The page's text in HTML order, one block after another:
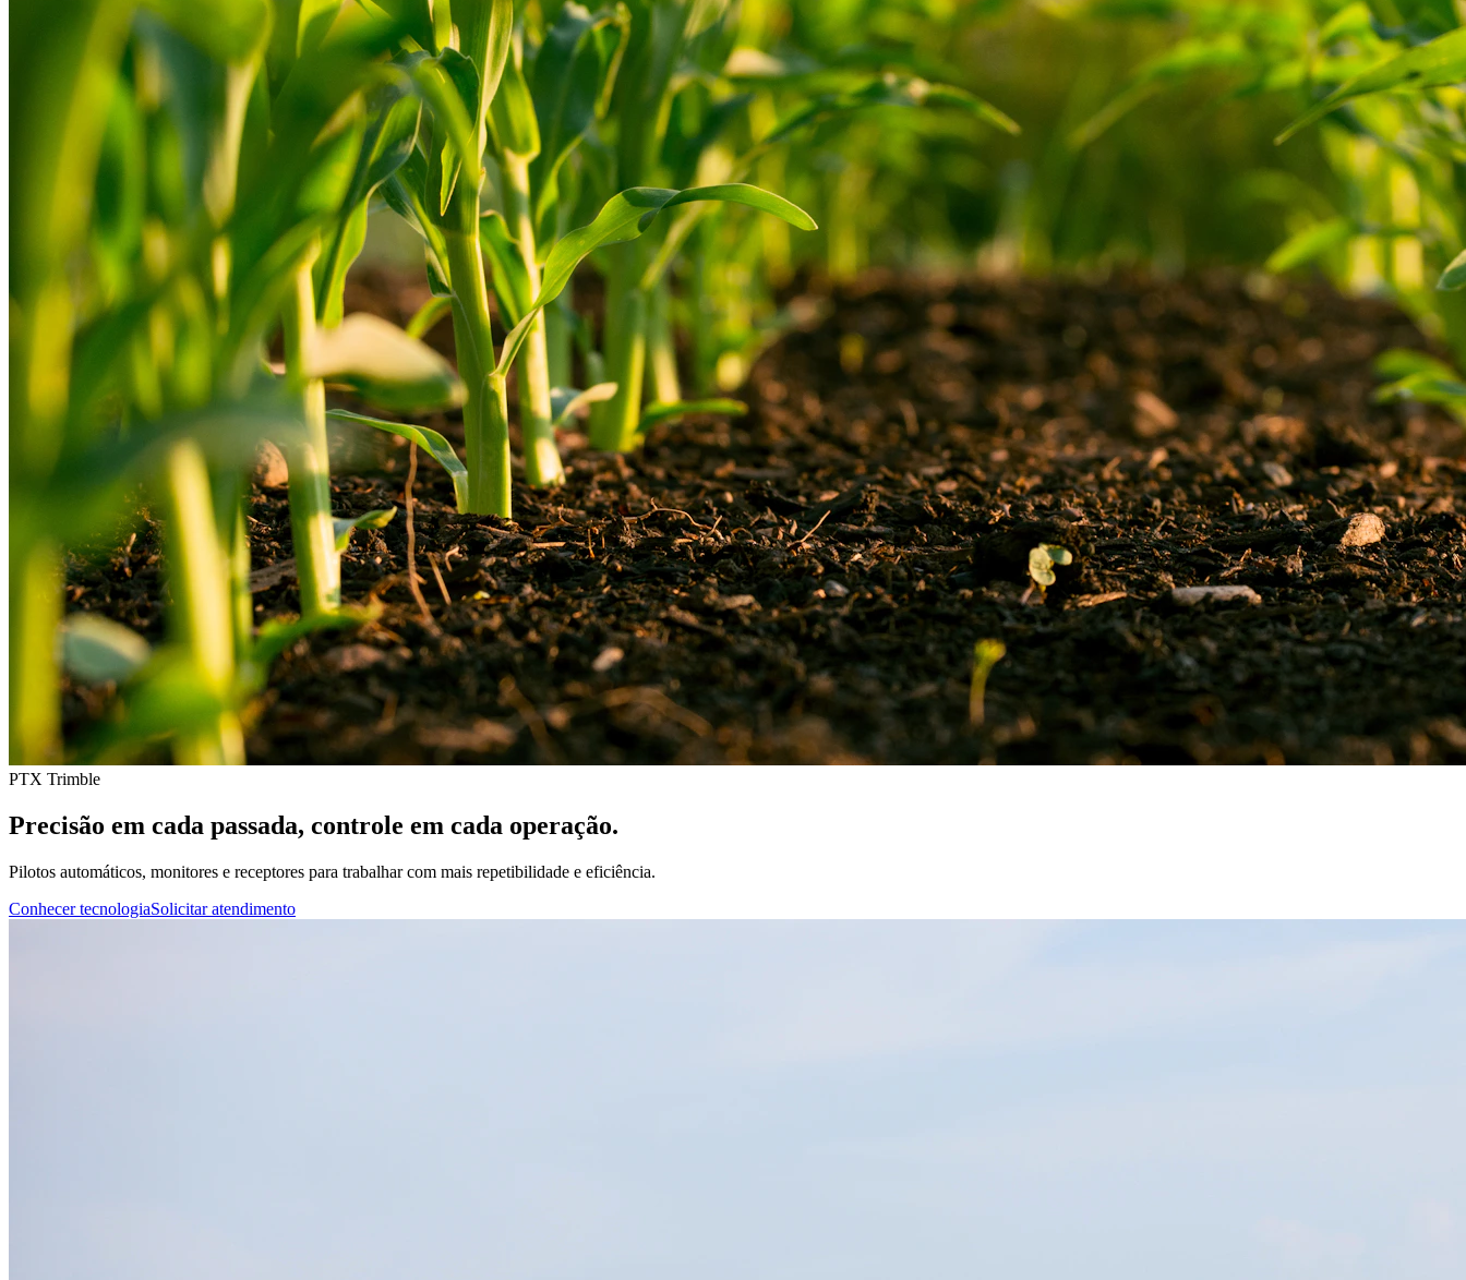
PTX Trimble
Precisão em cada passada, controle em cada operação.
Pilotos automáticos, monitores e receptores para trabalhar com mais repetibilidade e eficiência.
Conhecer tecnologiaSolicitar atendimento